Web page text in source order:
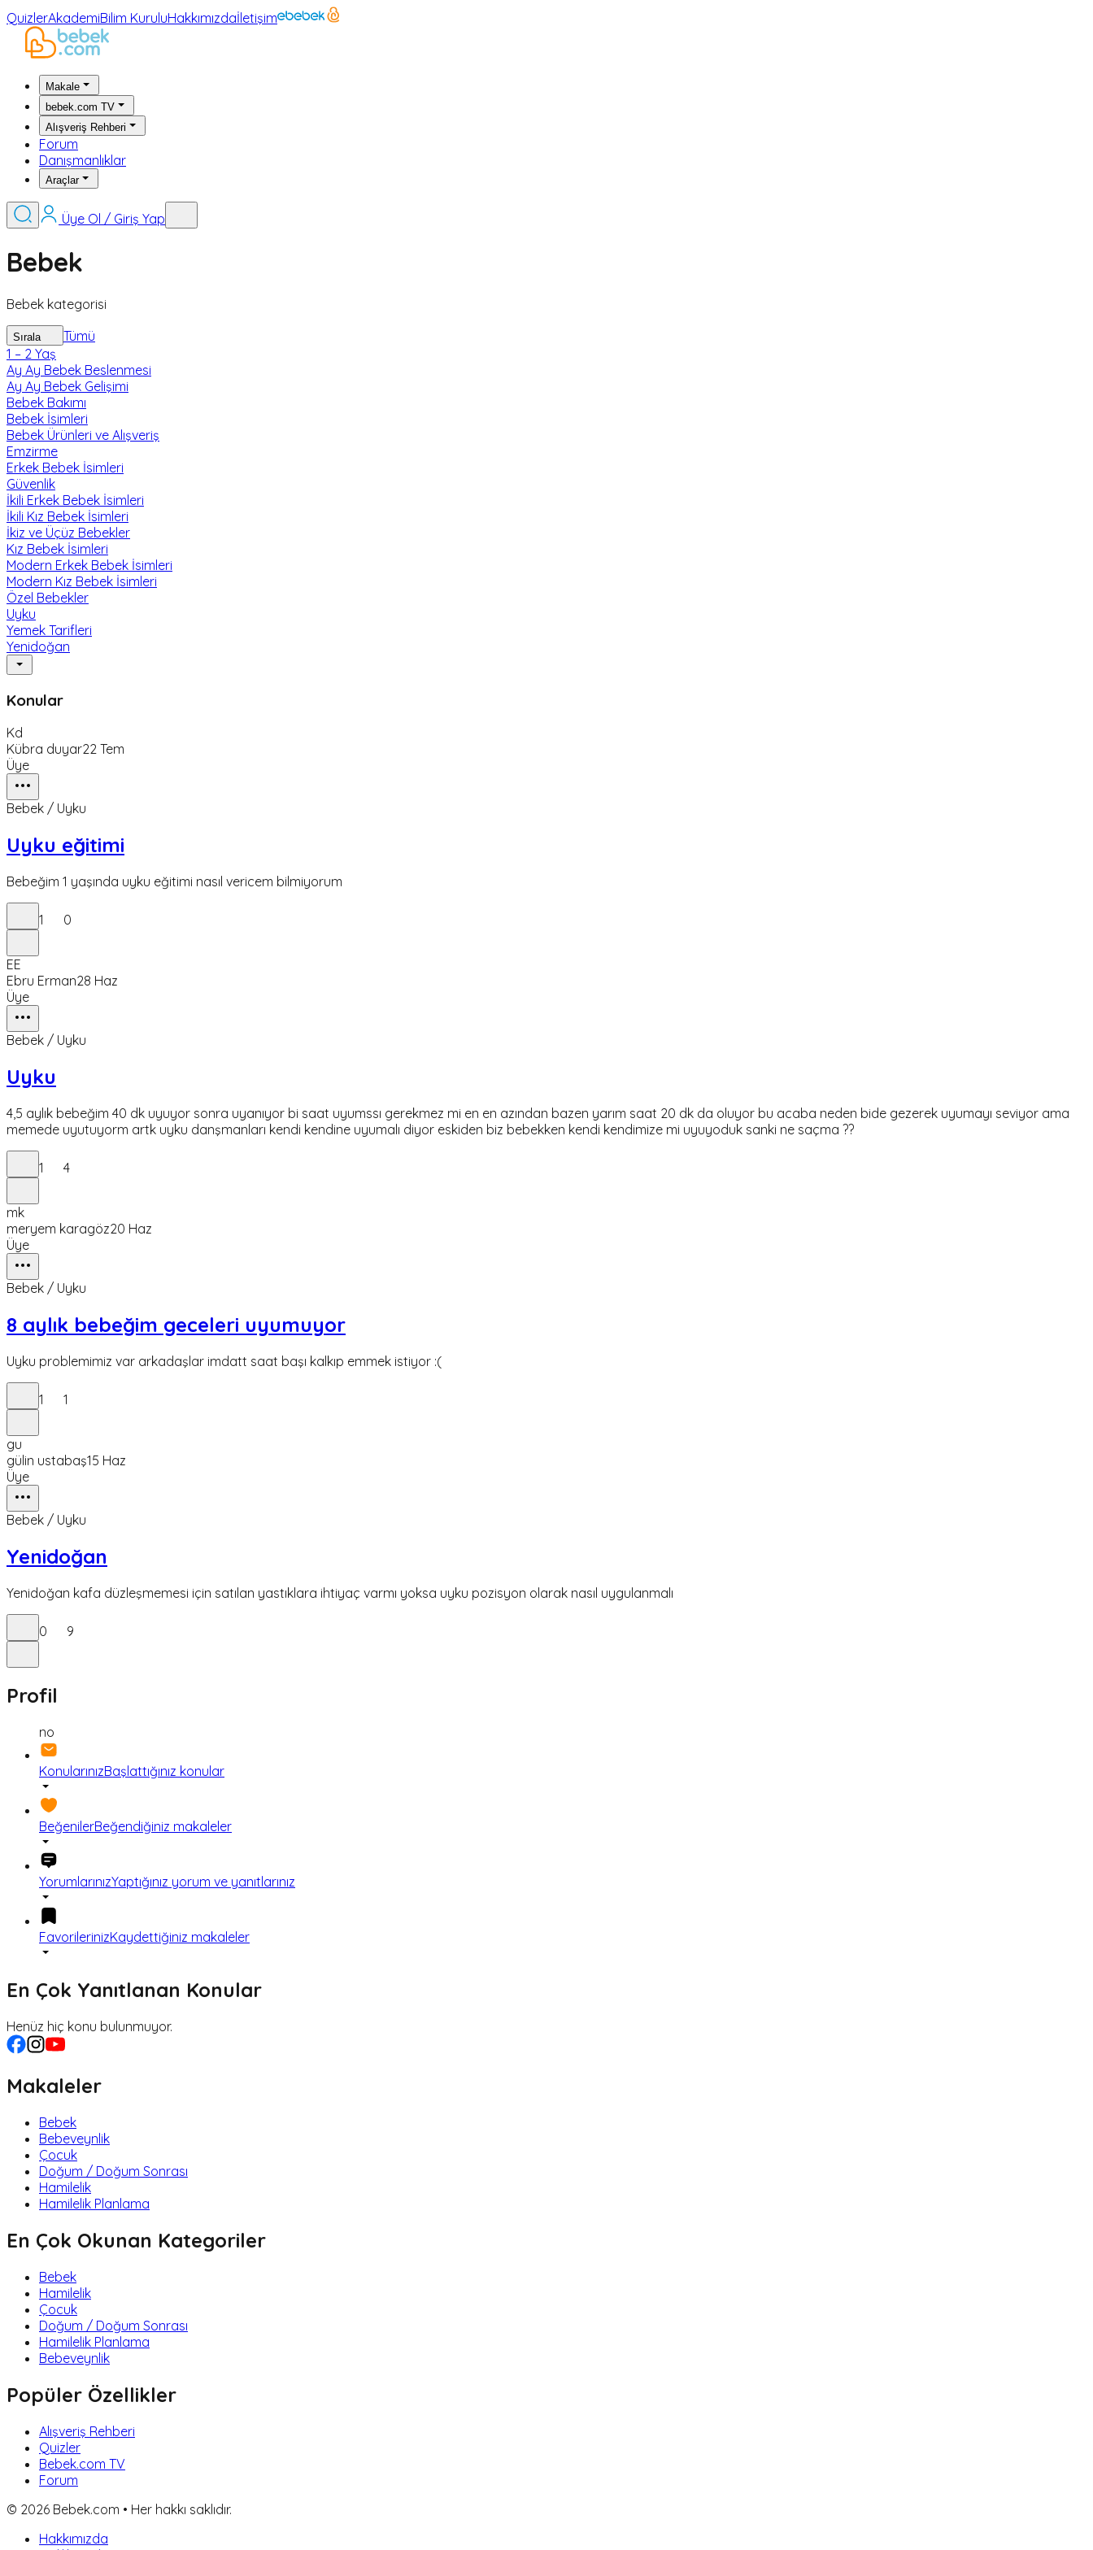
QuizlerAkademiBilim KuruluHakkımızdaİletişim
Makale
bebek.com TV
Alışveriş Rehberi
Forum
Danışmanlıklar
Araçlar
Üye Ol / Giriş Yap
Bebek
Bebek kategorisi
Sırala
Tümü
1 – 2 Yaş
Ay Ay Bebek Beslenmesi
Ay Ay Bebek Gelişimi
Bebek Bakımı
Bebek İsimleri
Bebek Ürünleri ve Alışveriş
Emzirme
Erkek Bebek İsimleri
Güvenlik
İkili Erkek Bebek İsimleri
İkili Kız Bebek İsimleri
İkiz ve Üçüz Bebekler
Kız Bebek İsimleri
Modern Erkek Bebek İsimleri
Modern Kız Bebek İsimleri
Özel Bebekler
Uyku
Yemek Tarifleri
Yenidoğan
Konular
Kd
Kübra duyar22 Tem
Üye
Bebek / Uyku
Uyku eğitimi
Bebeğim 1 yaşında uyku eğitimi nasıl vericem bilmiyorum
1 0
EE
Ebru Erman28 Haz
Üye
Bebek / Uyku
Uyku
4,5 aylık bebeğim 40 dk uyuyor sonra uyanıyor bi saat uyumssı gerekmez mi en en azından bazen yarım saat 20 dk da oluyor bu acaba neden bide gezerek uyumayı seviyor ama
memede uyutuyorm artk uyku danşmanları kendi kendine uyumalı diyor eskiden biz bebekken kendi kendimize mi uyuyoduk sanki ne saçma ??
1 4
mk
meryem karagöz20 Haz
Üye
Bebek / Uyku
8 aylık bebeğim geceleri uyumuyor
Uyku problemimiz var arkadaşlar imdatt saat başı kalkıp emmek istiyor :(
1 1
gu
gülin ustabaş15 Haz
Üye
Bebek / Uyku
Yenidoğan
Yenidoğan kafa düzleşmemesi için satılan yastıklara ihtiyaç varmı yoksa uyku pozisyon olarak nasıl uygulanmalı
0 9
Profil
no
KonularınızBaşlattığınız konular
BeğenilerBeğendiğiniz makaleler
YorumlarınızYaptığınız yorum ve yanıtlarınız
FavorilerinizKaydettiğiniz makaleler
En Çok Yanıtlanan Konular
Henüz hiç konu bulunmuyor.
Makaleler
Bebek
Bebeveynlik
Çocuk
Doğum / Doğum Sonrası
Hamilelik
Hamilelik Planlama
En Çok Okunan Kategoriler
Bebek
Hamilelik
Çocuk
Doğum / Doğum Sonrası
Hamilelik Planlama
Bebeveynlik
Popüler Özellikler
Alışveriş Rehberi
Quizler
Bebek.com TV
Forum
© 2026 Bebek.com • Her hakkı saklıdır.
Hakkımızda